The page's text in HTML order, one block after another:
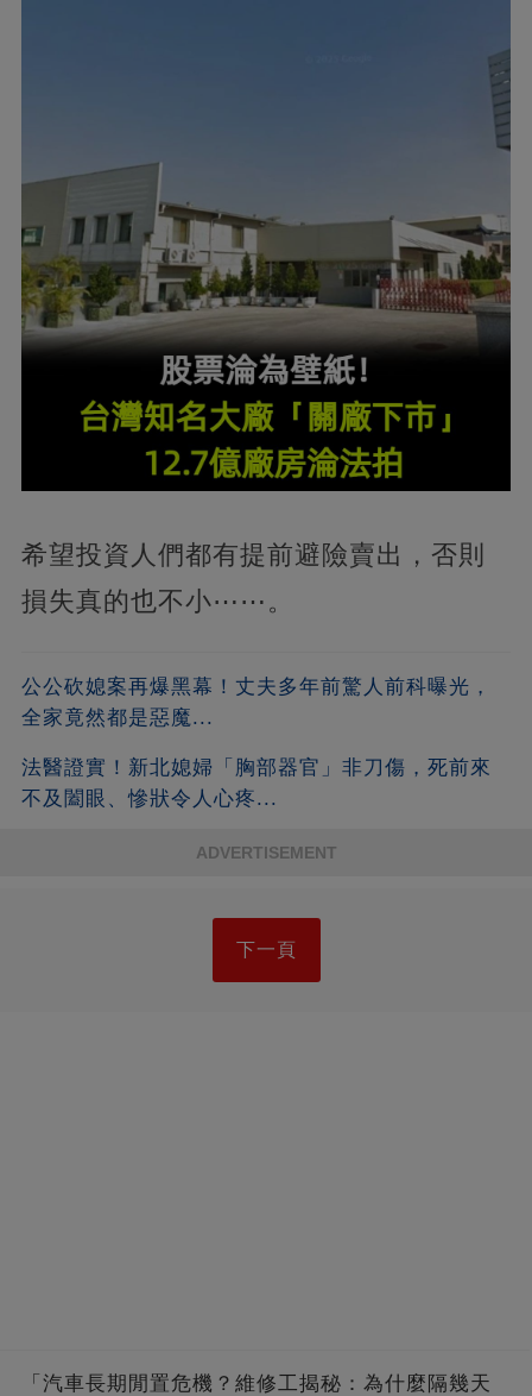
希望投資人們都有提前避險賣出，否則
損失真的也不小⋯⋯。
公公砍媳案再爆黑幕！丈夫多年前驚人前科曝光，
全家竟然都是惡魔...
法醫證實！新北媳婦「胸部器官」非刀傷，死前來
不及闔眼、慘狀令人心疼...
ADVERTISEMENT
下一頁
「汽車長期閒置危機？維修工揭秘：為什麼隔幾天